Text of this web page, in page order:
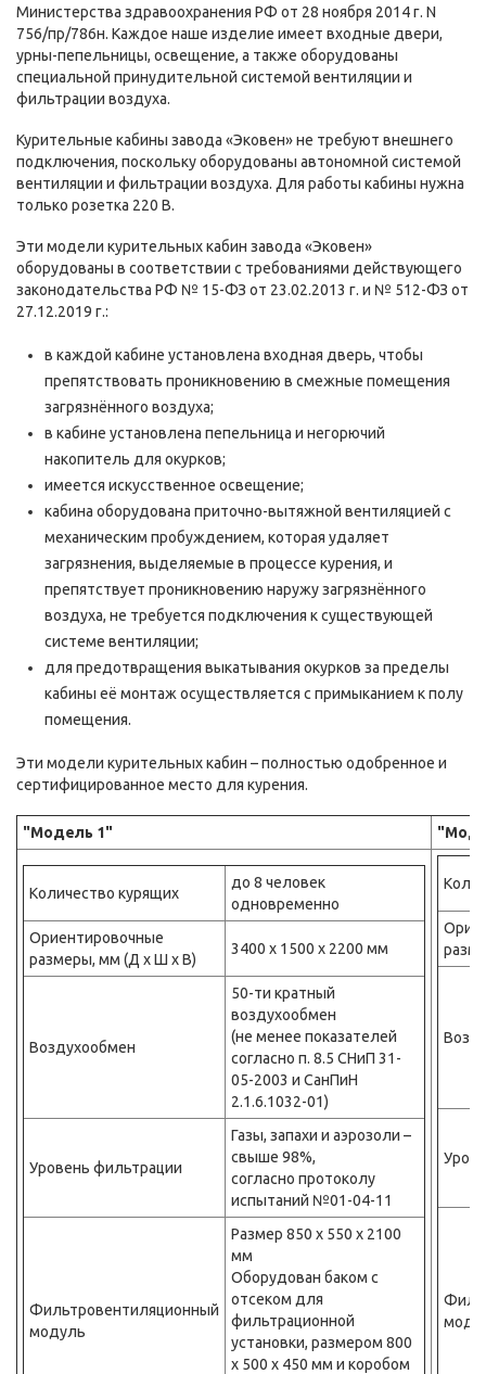
Министерства здравоохранения РФ от 28 ноября 2014 г. N
756/пр/786н. Каждое наше изделие имеет входные двери,
урны-пепельницы, освещение, а также оборудованы
специальной принудительной системой вентиляции и
фильтрации воздуха.
Курительные кабины завода «Эковен» не требуют внешнего
подключения, поскольку оборудованы автономной системой
вентиляции и фильтрации воздуха. Для работы кабины нужна
только розетка 220 В.
Эти модели курительных кабин завода «Эковен»
оборудованы в соответствии с требованиями действующего
законодательства РФ № 15-ФЗ от 23.02.2013 г. и № 512-ФЗ от
27.12.2019 г.:
в каждой кабине установлена входная дверь, чтобы
препятствовать проникновению в смежные помещения
загрязнённого воздуха;
в кабине установлена пепельница и негорючий
накопитель для окурков;
имеется искусственное освещение;
кабина оборудована приточно-вытяжной вентиляцией с
механическим пробуждением, которая удаляет
загрязнения, выделяемые в процессе курения, и
препятствует проникновению наружу загрязнённого
воздуха, не требуется подключения к существующей
системе вентиляции;
для предотвращения выкатывания окурков за пределы
кабины её монтаж осуществляется с примыканием к полу
помещения.
Эти модели курительных кабин – полностью одобренное и
сертифицированное место для курения.
"Модель 1"
Количество курящих
до 8 человек
одновременно
Ориентировочные
размеры, мм (Д х Ш х В)
3400 х 1500 х 2200 мм
Воздухообмен
50-ти кратный
воздухообмен
(не менее показателей
согласно п. 8.5 СНиП 31-
05-2003 и СанПиН
2.1.6.1032-01)
Уровень фильтрации
Газы, запахи и аэрозоли –
свыше 98%,
согласно протоколу
испытаний №01-04-11
Фильтровентиляционный
модуль
Размер 850 х 550 х 2100
мм
Оборудован баком с
отсеком для
фильтрационной
установки, размером 800
х 500 х 450 мм и коробом